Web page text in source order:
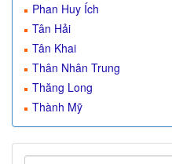
Phan Huy Ích
Tân Hải
Tân Khai
Thân Nhân Trung
Thăng Long
Thành Mỹ